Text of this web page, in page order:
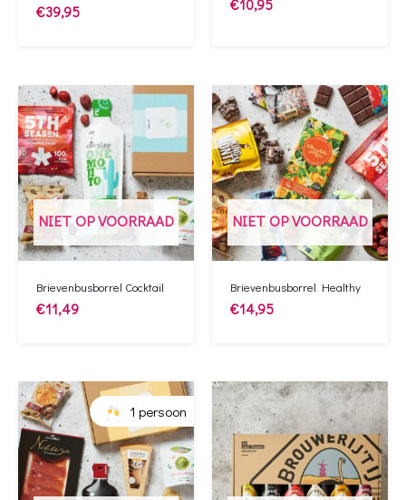
€39,95 €10,95
NIET OP VOORRAAD
Brievenbusborrel Cocktail
€11,49
NIET OP VOORRAAD
Brievenbusborrel Healthy
€14,95
1 persoon